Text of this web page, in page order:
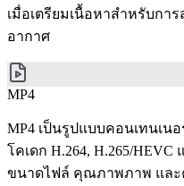
เมื่อเตรียมเนื้อหาสำหรับกา
อากาศ
MP4
MP4 เป็นรูปแบบคอนเทนเ
โคเดก H.264, H.265/
ขนาดไฟล์ คุณภาพภาพ แล